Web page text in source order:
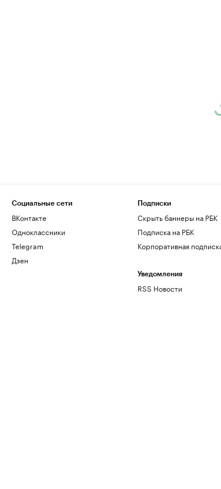
Социальные сети
ВКонтакте
Одноклассники
Telegram
Дзен
Подписки
Скрыть баннеры на РБК
Подписка на РБК
Корпоративная
Уведомления
RSS Новости